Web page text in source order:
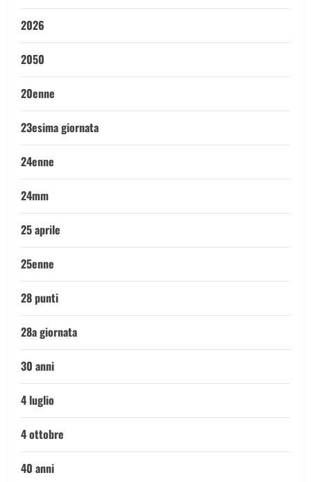
2026
2050
20enne
23esima giornata
24enne
24mm
25 aprile
25enne
28 punti
28a giornata
30 anni
4 luglio
4 ottobre
40 anni